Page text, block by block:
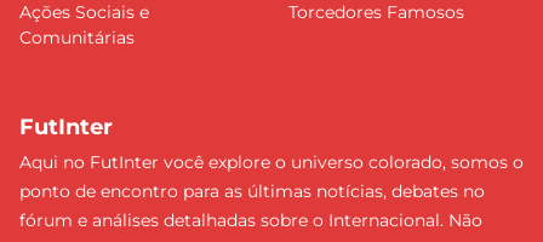
Ações Sociais e
Comunitárias
Torcedores Famosos
FutInter
Aqui no FutInter você explore o universo colorado, somos o
ponto de encontro para as últimas notícias, debates no
fórum e análises detalhadas sobre o Internacional. Não